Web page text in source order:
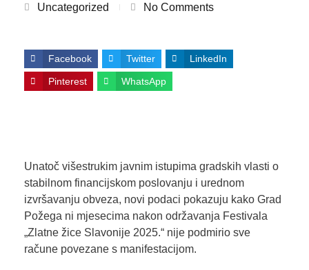
Uncategorized
No Comments
Facebook Twitter LinkedIn
Pinterest WhatsApp
Unatoč višestrukim javnim istupima gradskih vlasti o
stabilnom financijskom poslovanju i urednom
izvršavanju obveza, novi podaci pokazuju kako Grad
Požega ni mjesecima nakon održavanja Festivala
„Zlatne žice Slavonije 2025.“ nije podmirio sve
račune povezane s manifestacijom.